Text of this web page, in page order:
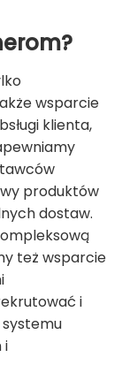
wsparcie
klienta,
produktów
dostaw.
też wsparcie
i
i